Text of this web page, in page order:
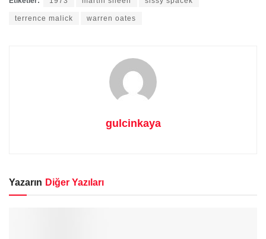
terrence malick warren oates
gulcinkaya
Yazarın Diğer Yazıları